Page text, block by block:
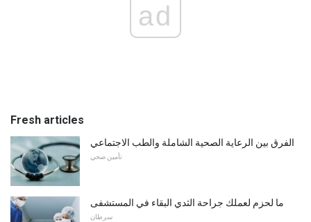
ad
Fresh articles
الفرق بين الرعاية الصحية الشاملة والطب الاجتماعي
تأمين صحي
ما لحزم لعملك جراحة الثدي البقاء في المستشفى
سرطان